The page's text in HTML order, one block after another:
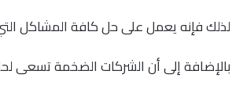
لذلك فإنه يعمل على حل كافة المشاكل
بالإضافة إلى أن الشركات الضخمة تسعى